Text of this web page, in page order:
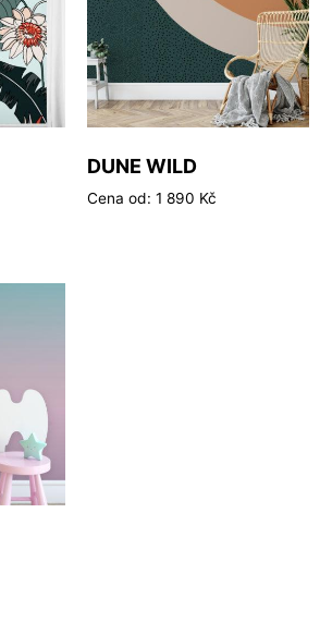
DUNE WILD
Cena od: 1 890 Kč